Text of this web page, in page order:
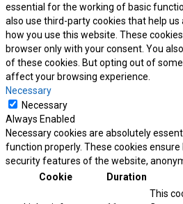
essential for the working of basic
also use third-party cookies that help
how you use this website. These
browser only with your consent. You
of these cookies. But opting out of
affect your browsing experience.
Necessary
Necessary
Always Enabled
Necessary cookies are absolutely
function properly. These cookies
security features of the website,
Cookie
Duration
This